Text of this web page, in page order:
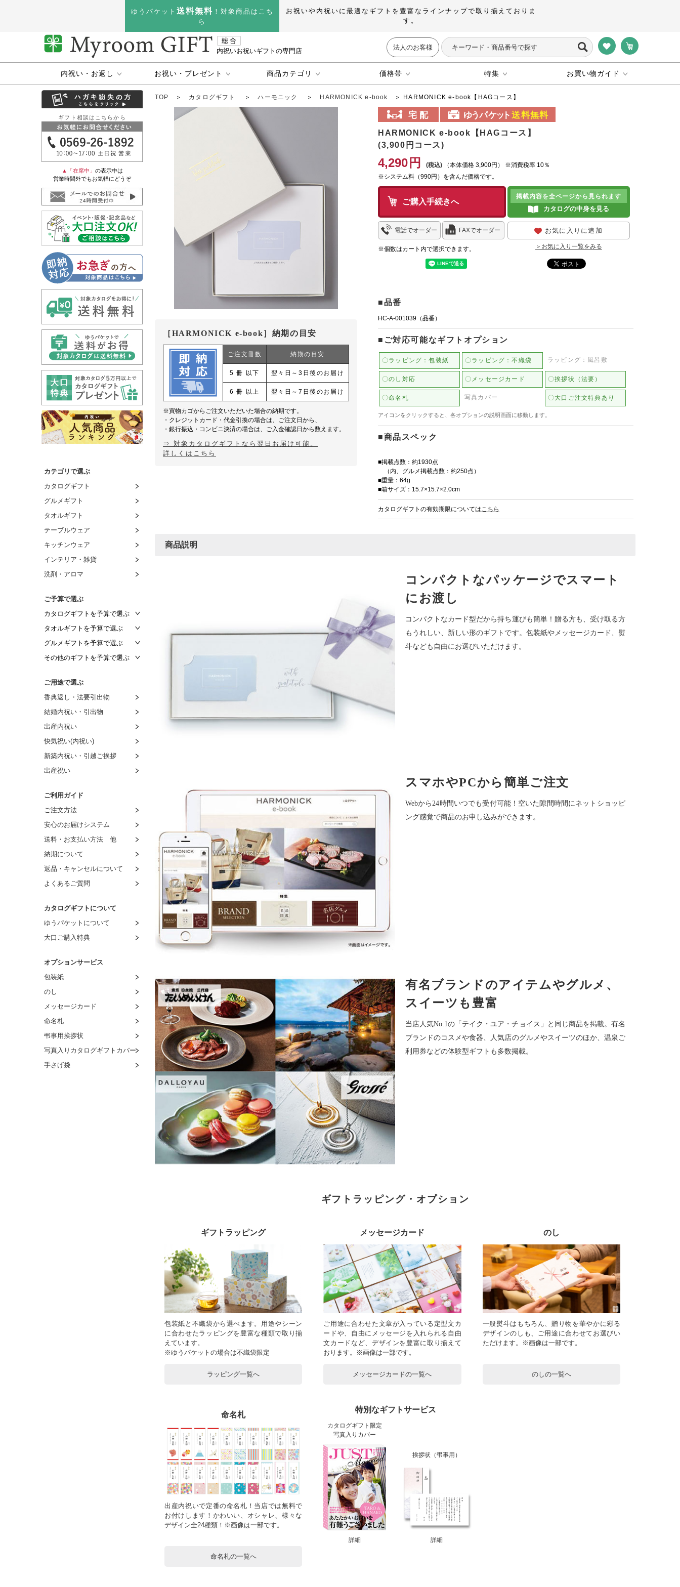
ゆうパケット 送料無料 ！対象商品はこち
ら
お祝いや内祝いに最適なギフトを豊富なラインナップで取り揃えておりま
す。
内祝いお祝いギフトの専門店
法人のお客様
内祝い・お返し お祝い・プレゼント 商品カテゴリ 価格帯 特集 お買い物ガイド
ギフト相談はこちらから
▲「在席中」 の表示中は
営業時間外でもお気軽にどうぞ
カテゴリで選ぶ
カタログギフト
グルメギフト
タオルギフト
テーブルウェア
キッチンウェア
インテリア・雑貨
洗剤・アロマ
ご予算で選ぶ
カタログギフトを予算で選ぶ
～2,000円
～2,500円
～3,000円
～4,000円
～4,500円
～5,000円
～6,000円
～9,000円
～11,000円
～16,000円
～21,000円
タオルギフトを予算で選ぶ
～1,000円
～1,500円
～3,000円
～4,000円
～5,000円
～6,000円
～7,000円
～8,000円
8,001円～
グルメギフトを予算で選ぶ
～1,000円
～2,000円
～3,000円
～4,000円
～5,000円
～6,000円
～7,000円
～8,000円
8,001円～
その他のギフトを予算で選ぶ
～1,500円
～2,000円
～3,000円
～4,000円
～5,000円
～6,000円
～7,000円
～8,000円
ご用途で選ぶ
香典返し・法要引出物
結婚内祝い・引出物
出産内祝い
快気祝い(内祝い)
新築内祝い・引越ご挨拶
出産祝い
ご利用ガイド
ご注文方法
安心のお届けシステム
送料・お支払い方法 他
納期について
返品・キャンセルについて
よくあるご質問
カタログギフトについて
ゆうパケットについて
大口ご購入特典
オプションサービス
包装紙
のし
メッセージカード
命名札
弔事用挨拶状
写真入りカタログギフトカバー
手さげ袋
TOP ＞ カタログギフト ＞ハーモニック ＞ HARMONICK e-book ＞ HARMONICK e-book【HAGコース】
［HARMONICK e-book］納期の目安
ご注文冊数 納期の目安
5 冊 以下 翌々日～3日後のお届け
6 冊 以上 翌々日～7日後のお届け
※買物カゴからご注文いただいた場合の納期です。
・クレジットカード・代金引換の場合は、ご注文日から、
・銀行振込・コンビニ決済の場合は、ご入金確認日から数えます。
⇒ 対象カタログギフトなら翌日お届け可能。
詳しくはこちら
HARMONICK e-book【HAGコース】
(3,900円コース)
4,290 円 （本体価格 3,900円）
※消費税率 10％
※システム料（990円）を含んだ価格です。
ご購入手続きへ
電話でオーダー FAXでオーダー
※個数はカート内で選択できます。
掲載内容を全ページから見られます
カタログの中身を見る
お気に入りに追加
＞お気に入り一覧をみる
■品番
HC-A-001039（品番）
■ご対応可能なギフトオプション
〇ラッピング：包装紙 〇ラッピング：不織袋 ラッピング：風呂敷
〇のし対応 〇メッセージカード 〇挨拶状（法要）
〇命名札 写真カバー 〇大口ご注文特典あり
アイコンをクリックすると、各オプションの説明画面に移動します。
■商品スペック
■掲載点数：約1930点
（内、グルメ掲載点数：約250点）
■重量：64g
■箱サイズ：15.7×15.7×2.0cm
カタログギフトの有効期限についてはこちら
商品説明
コンパクトなパッケージでスマート
にお渡し
コンパクトなカード型だから持ち運びも簡単！贈る方も、受け取る方
もうれしい、新しい形のギフトです。包装紙やメッセージカード、熨
斗なども自由にお選びいただけます。
スマホやPCから簡単ご注文
Webから24時間いつでも受付可能！空いた隙間時間にネットショッピ
ング感覚で商品のお申し込みができます。
有名ブランドのアイテムやグルメ、
スイーツも豊富
当店人気No.1の「テイク・ユア・チョイス」と同じ商品を掲載。有名
ブランドのコスメや食器、人気店のグルメやスイーツのほか、温泉ご
利用券などの体験型ギフトも多数掲載。
ギフトラッピング・オプション
ギフトラッピング
包装紙と不織袋から選べます。用途やシーン
に合わせたラッピングを豊富な種類で取り揃
えています。
※ゆうパケットの場合は不織袋限定
ラッピング一覧へ
メッセージカード
ご用途に合わせた文章が入っている定型文カ
ードや、自由にメッセージを入れられる自由
文カードなど、デザインを豊富に取り揃えて
おります。※画像は一部です。
メッセージカードの一覧へ
のし
一般熨斗はもちろん、贈り物を華やかに彩る
デザインのしも、ご用途に合わせてお選びい
ただけます。※画像は一部です。
のしの一覧へ
命名札
出産内祝いで定番の命名札！当店では無料で
お付けします！かわいい、オシャレ、様々な
デザイン全24種類！※画像は一部です。
命名札の一覧へ
特別なギフトサービス
カタログギフト限定
写真入りカバー
詳細
挨拶状（弔事用）
詳細